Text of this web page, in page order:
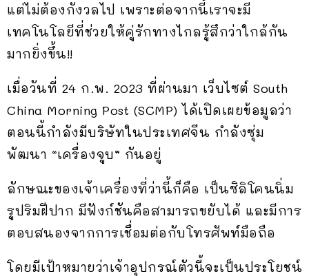
แต่ไม่ต้องกังวลไป เพราะต่อจากนี้เราจะมี
เทคโนโลยีที่ช่วยให้คู่รักทางไกลรู้สึกว่าใกล้กัน
มากยิ่งขึ้น!!
เมื่อวันที่ 24 ก.พ. 2023 ที่ผ่านมา เว็บไซต์ South
China Morning Post (SCMP) ได้เปิดเผยข้อมูลว่า
ตอนนี้กำลังมีบริษัทในประเทศจีน กำลังซุ่ม
พัฒนา “เครื่องจูบ” กันอยู่
ลักษณะของเจ้าเครื่องที่ว่านี้ก็คือ เป็นซิลิโคนนิ่ม
รูปริมฝีปาก มีฟังก์ชันคือสามารถขยับได้ และมีการ
ตอบสนองจากการเชื่อมต่อกับโทรศัพท์มือถือ
โดยมีเป้าหมายว่าเจ้าอุปกรณ์ตัวนี้จะเป็นประโยชน์